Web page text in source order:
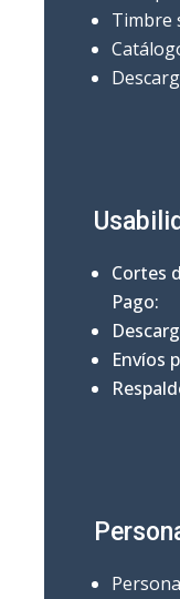
Timbre
Cortes
Pago:
Envíos